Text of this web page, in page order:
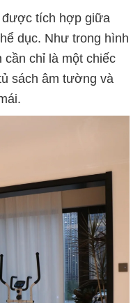
được tích hợp giữa
dục. Như trong hình
chỉ là một chiếc
sách âm tường và